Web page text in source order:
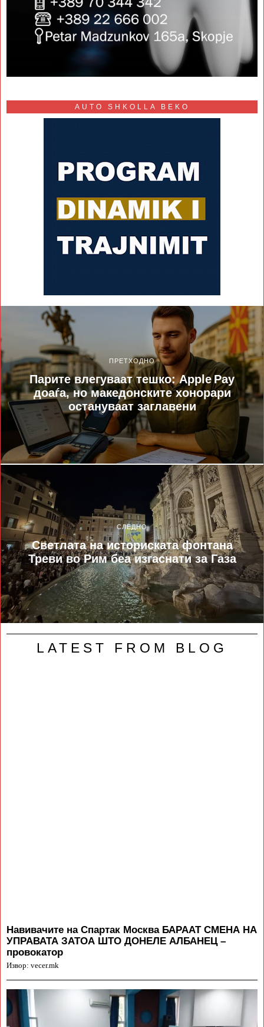
AUTO SHKOLLA BEKO
ПРЕТХОДНО
Парите влегуваат тешко: Apple Pay
доаѓа, но македонските хонорари
остануваат заглавени
СЛЕДНО
Светлата на историската фонтана
Треви во Рим беа изгаснати за Газа
LATEST FROM BLOG
Навивачите на Спартак Москва БАРААТ СМЕНА НА
УПРАВАТА ЗАТОА ШТО ДОНЕЛЕ АЛБАНЕЦ –
провокатор
Извор: vecer.mk